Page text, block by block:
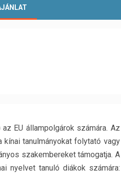
EU állampolgárok számára. Az
tanulmányokat folytató vagy
szakembereket támogatja. A
nyelvet tanuló diákok számára: